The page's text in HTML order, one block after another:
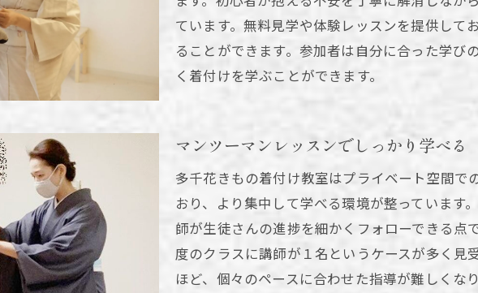
着物を美しく着こなすための基本と技術を学ぶ
美しい着物姿の基本
着物の着こなしテクニック
着物の魅力を引き出す方法
着物を美しく見せる秘訣
初心者におすすめの新宿区の着付け教室の特長
初心者向けプログラムの魅力
新宿区での教室人気の秘密
ています。無料見学や体験レッスンを提供して
ることができます。参加者は自分に合った学び
く着付けを学ぶことができます。
マンツーマンレッスンでしっかり学べる
多千花きもの着付け教室はプライベート空間で
おり、より集中して学べる環境が整っています
師が生徒さんの進捗を細かくフォローできる点
度のクラスに講師が１名というケースが多く見
ほど、個々のペースに合わせた指導が難しくな